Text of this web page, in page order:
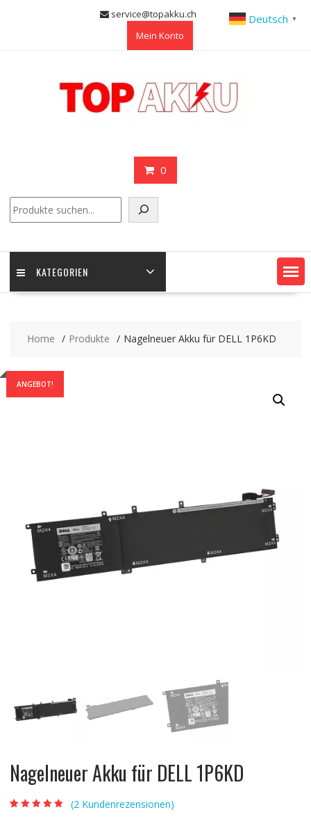
service@topakku.ch
Mein Konto
0
KATEGORIEN
Home Produkte Nagelneuer Akku für DELL 1P6KD
ANGEBOT!
Nagelneuer Akku für DELL 1P6KD
(2 Kundenrezensionen)
Deutsch ▼